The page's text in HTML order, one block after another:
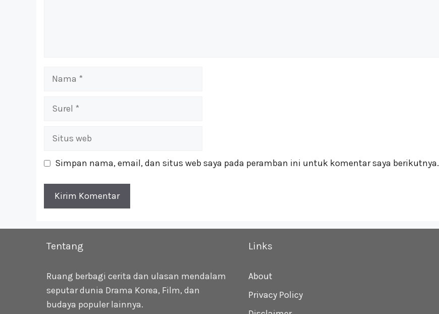
Nama
Surel
Situs
Simpan nama, email, dan situs web saya pada peramban ini untuk komentar saya berikutnya.
Tentang
Ruang berbagi cerita dan ulasan mendalam
seputar dunia Drama Korea, Film, dan
budaya populer lainnya.
Links
About
Privacy Policy